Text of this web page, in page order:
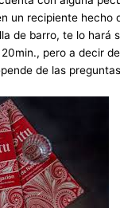
un recipiente hecho
de barro, te lo hará
pero a decir
de las